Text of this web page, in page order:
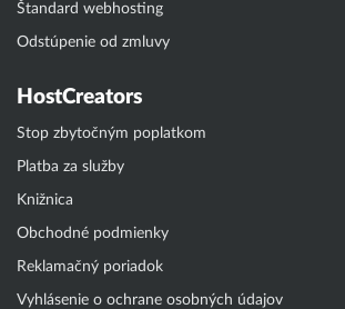
Štandard webhosting
Odstúpenie od zmluvy
HostCreators
Stop zbytočným poplatkom
Platba za služby
Knižnica
Obchodné podmienky
Reklamačný poriadok
Vyhlásenie o ochrane osobných údajov